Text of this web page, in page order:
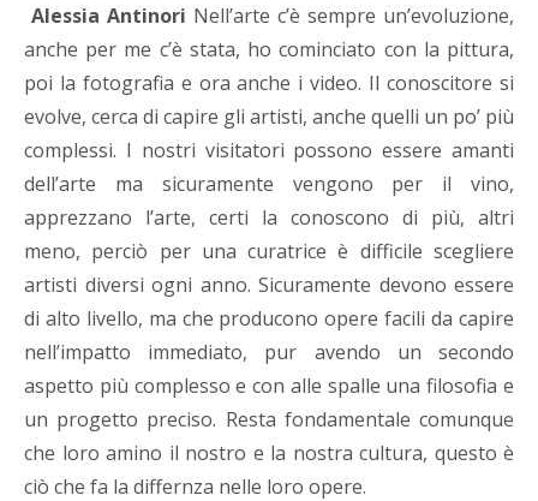
Alessia Antinori Nell’arte c’è sempre un’evoluzione,
anche per me c’è stata, ho cominciato con la pittura,
poi la fotografia e ora anche i video. Il conoscitore si
evolve, cerca di capire gli artisti, anche quelli un po’ più
complessi. I nostri visitatori possono essere amanti
dell’arte ma sicuramente vengono per il vino,
apprezzano l’arte, certi la conoscono di più, altri
meno, perciò per una curatrice è difficile scegliere
artisti diversi ogni anno. Sicuramente devono essere
di alto livello, ma che producono opere facili da capire
nell’impatto immediato, pur avendo un secondo
aspetto più complesso e con alle spalle una filosofia e
un progetto preciso. Resta fondamentale comunque
che loro amino il nostro e la nostra cultura, questo è
ciò che fa la differnza nelle loro opere.